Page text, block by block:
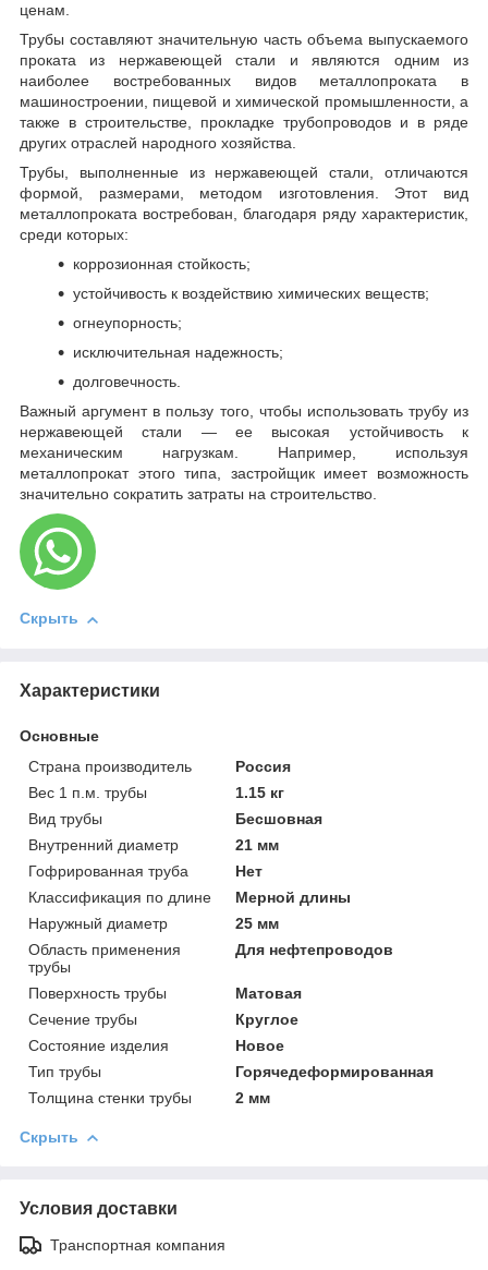
ценам.
Трубы составляют значительную часть объема выпускаемого
проката из нержавеющей стали и являются одним из
наиболее востребованных видов металлопроката в
машиностроении, пищевой и химической промышленности, а
также в строительстве, прокладке трубопроводов и в ряде
других отраслей народного хозяйства.
Трубы, выполненные из нержавеющей стали, отличаются
формой, размерами, методом изготовления. Этот вид
металлопроката востребован, благодаря ряду характеристик,
среди которых:
коррозионная стойкость;
устойчивость к воздействию химических веществ;
огнеупорность;
исключительная надежность;
долговечность.
Важный аргумент в пользу того, чтобы использовать трубу из
нержавеющей стали — ее высокая устойчивость к
механическим нагрузкам. Например, используя
металлопрокат этого типа, застройщик имеет возможность
значительно сократить затраты на строительство.
Скрыть
Характеристики
Основные
Страна производитель
Россия
Вес 1 п.м. трубы
1.15 кг
Вид трубы
Бесшовная
Внутренний диаметр
21 мм
Гофрированная труба
Нет
Классификация по длине
Мерной длины
Наружный диаметр
25 мм
Область применения
трубы
Для нефтепроводов
Поверхность трубы
Матовая
Сечение трубы
Круглое
Состояние изделия
Новое
Тип трубы
Горячедеформированная
Толщина стенки трубы
2 мм
Скрыть
Условия доставки
Транспортная компания